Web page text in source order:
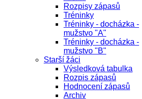
Rozpisy zápasů
Tréninky
Tréninky - docházka -
mužstvo "A"
Tréninky - docházka -
mužstvo "B"
Starší žáci
Výsledková tabulka
Rozpis zápasů
Hodnocení zápasů
Archiv